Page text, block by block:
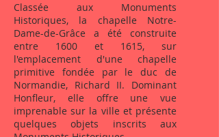
Classée aux Monuments
Historiques, la chapelle Notre-
Dame-de-Grâce a été construite
entre 1600 et 1615, sur
l'emplacement d'une chapelle
primitive fondée par le duc de
Normandie, Richard II. Dominant
Honfleur, elle offre une vue
imprenable sur la ville et présente
quelques objets inscrits aux